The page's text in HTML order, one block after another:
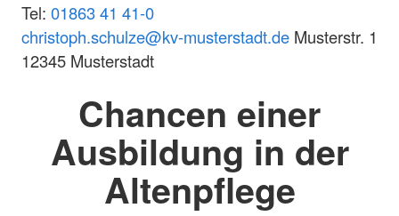
Tel: 01863 41 41-0
christoph.schulze@kv-musterstadt.de Musterstr. 1
12345 Musterstadt
Chancen einer
Ausbildung in der
Altenpflege